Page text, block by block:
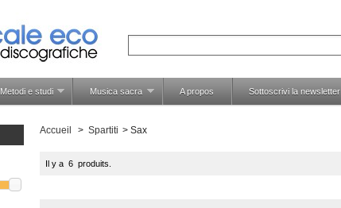
Metodi e studi Musica sacra A propos Sottoscrivi la newsletter
Accueil > Spartiti > Sax
Il y a 6 produits.